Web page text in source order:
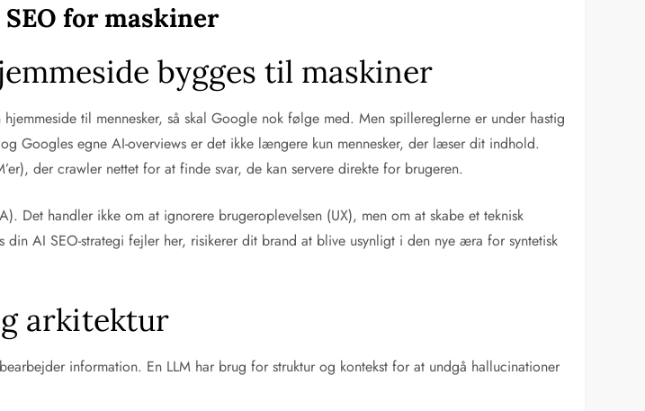
for maskiner
bygges til maskiner
til mennesker, så skal Google nok følge med. Men spillereglerne er under hastig
Googles egne AI-overviews er det ikke længere kun mennesker, der læser dit indhold.
der crawler nettet for at finde svar, de kan servere direkte for brugeren.
Det handler ikke om at ignorere brugeroplevelsen (UX), men om at skabe et teknisk
AI SEO-strategi fejler her, risikerer dit brand at blive usynligt i den nye æra for syntetisk
arkitektur
information. En LLM har brug for struktur og kontekst for at undgå hallucinationer